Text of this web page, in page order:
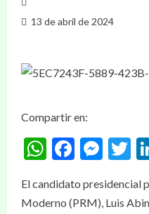
13 de abril de 2024
Compartir en:
El candidato presidencial
Moderno (PRM), Luis